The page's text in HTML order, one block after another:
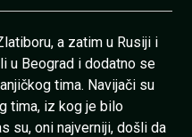
a zatim u Rusiji i
u Beograd i dodatno se
tima. Navijači su
tima, iz kog je bilo
su, oni najverniji, došli da